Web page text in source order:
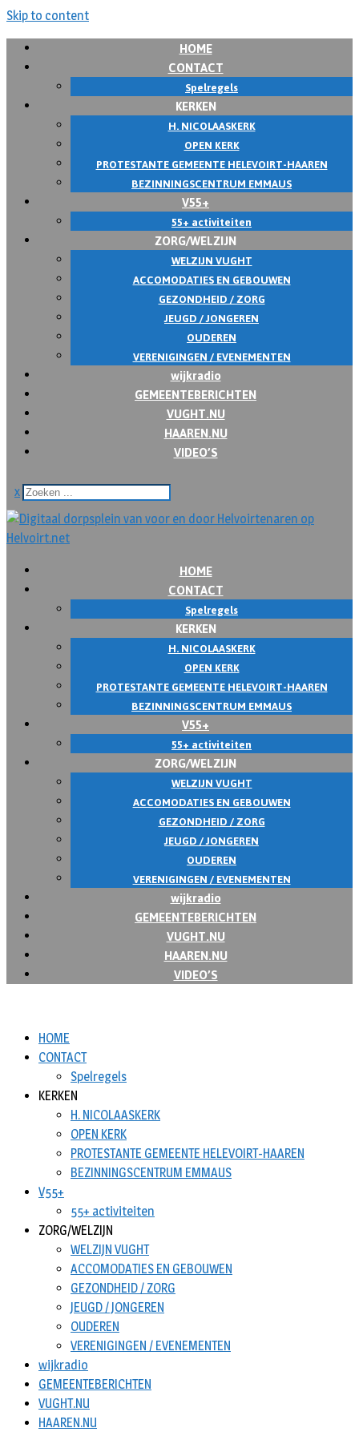
Skip to content
HOME
CONTACT
Spelregels
KERKEN
H. NICOLAASKERK
OPEN KERK
PROTESTANTE GEMEENTE HELEVOIRT-HAAREN
BEZINNINGSCENTRUM EMMAUS
V55+
55+ activiteiten
ZORG/WELZIJN
WELZIJN VUGHT
ACCOMODATIES EN GEBOUWEN
GEZONDHEID / ZORG
JEUGD / JONGEREN
OUDEREN
VERENIGINGEN / EVENEMENTEN
wijkradio
GEMEENTEBERICHTEN
VUGHT.NU
HAAREN.NU
VIDEO’S
x
HOME
CONTACT
Spelregels
KERKEN
H. NICOLAASKERK
OPEN KERK
PROTESTANTE GEMEENTE HELEVOIRT-HAAREN
BEZINNINGSCENTRUM EMMAUS
V55+
55+ activiteiten
ZORG/WELZIJN
WELZIJN VUGHT
ACCOMODATIES EN GEBOUWEN
GEZONDHEID / ZORG
JEUGD / JONGEREN
OUDEREN
VERENIGINGEN / EVENEMENTEN
wijkradio
GEMEENTEBERICHTEN
VUGHT.NU
HAAREN.NU
VIDEO’S
HOME
CONTACT
Spelregels
KERKEN
H. NICOLAASKERK
OPEN KERK
PROTESTANTE GEMEENTE HELEVOIRT-HAAREN
BEZINNINGSCENTRUM EMMAUS
V55+
55+ activiteiten
ZORG/WELZIJN
WELZIJN VUGHT
ACCOMODATIES EN GEBOUWEN
GEZONDHEID / ZORG
JEUGD / JONGEREN
OUDEREN
VERENIGINGEN / EVENEMENTEN
wijkradio
GEMEENTEBERICHTEN
VUGHT.NU
HAAREN.NU